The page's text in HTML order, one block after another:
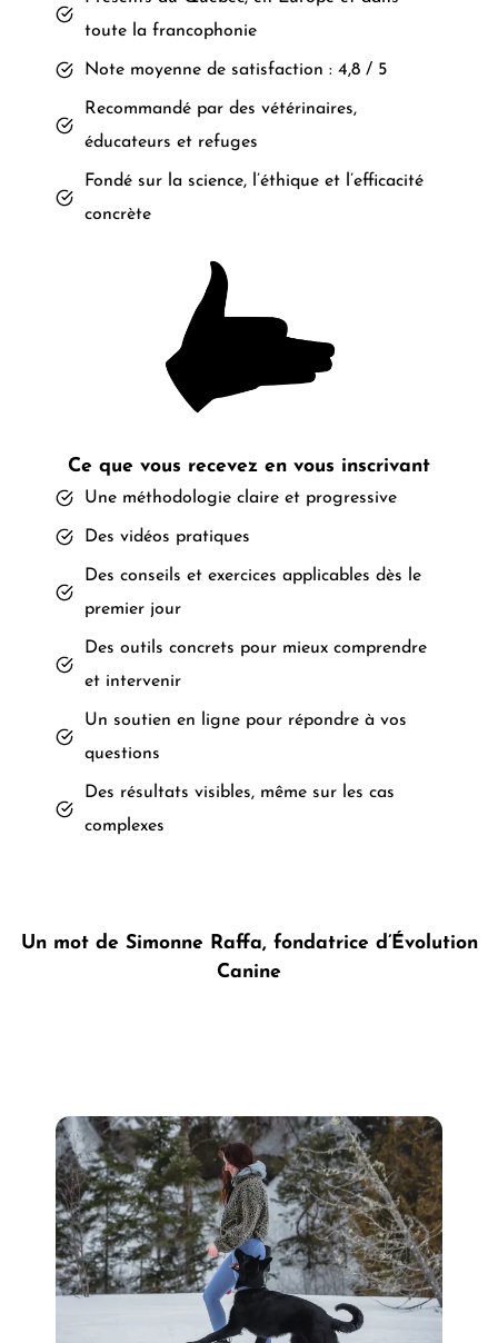
toute la francophonie
Note moyenne de satisfaction : 4,8 / 5
Recommandé par des vétérinaires,
éducateurs et refuges
Fondé sur la science, l’éthique et l’efficacité
concrète
Ce que vous recevez en vous inscrivant
Une méthodologie claire et progressive
Des vidéos pratiques
Des conseils et exercices applicables dès le
premier jour
Des outils concrets pour mieux comprendre
et intervenir
Un soutien en ligne pour répondre à vos
questions
Des résultats visibles, même sur les cas
complexes
Un mot de Simonne Raffa, fondatrice d’Évolution
Canine